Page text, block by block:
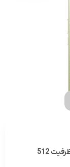
گوشی موبایل شیائومی مدل 14T دو سیم کارت ظرفیت 512